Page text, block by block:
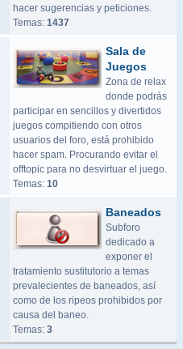
hacer sugerencias y peticiones.
Temas: 1437
Sala de
Juegos
Zona de relax
donde podrás
participar en sencillos y divertidos
juegos compitiendo con otros
usuarios del foro, está prohibido
hacer spam. Procurando evitar el
offtopic para no desvirtuar el juego.
Temas: 10
Baneados
Subforo
dedicado a
exponer el
tratamiento sustitutorio a temas
prevalecientes de baneados, así
como de los ripeos prohibidos por
causa del baneo.
Temas: 3